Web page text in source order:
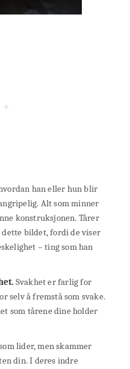
han eller hun blir
Alt som minner
konstruksjonen. Tårer
bildet, fordi de viser
– ting som han
Svakhet er farlig for
selv å fremstå som svake.
som tårene dine holder
lider, men skammer
din. I deres indre